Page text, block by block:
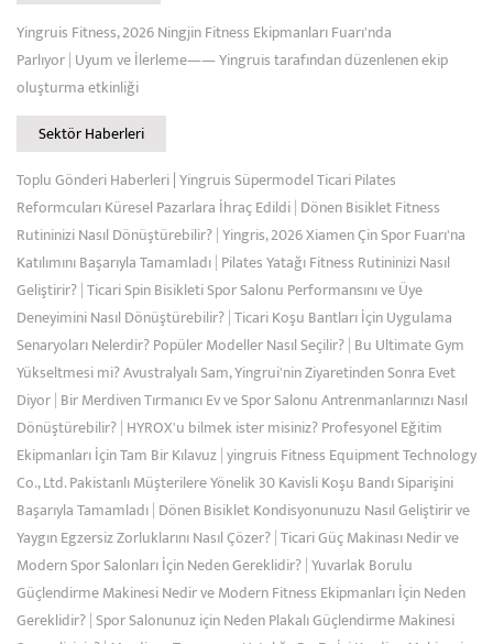
Yingruis Fitness, 2026 Ningjin Fitness Ekipmanları Fuarı'nda
Parlıyor| Uyum ve İlerleme—— Yingruis tarafından düzenlenen ekip
oluşturma etkinliği
Sektör Haberleri
Toplu Gönderi Haberleri | Yingruis Süpermodel Ticari Pilates
Reformcuları Küresel Pazarlara İhraç Edildi| Dönen Bisiklet Fitness
Rutininizi Nasıl Dönüştürebilir?|Yingris, 2026 Xiamen Çin Spor Fuarı'na
Katılımını Başarıyla Tamamladı| Pilates Yatağı Fitness Rutininizi Nasıl
Geliştirir?|Ticari Spin Bisikleti Spor Salonu Performansını ve Üye
Deneyimini Nasıl Dönüştürebilir?|Ticari Koşu Bantları İçin Uygulama
Senaryoları Nelerdir? Popüler Modeller Nasıl Seçilir?| Bu Ultimate Gym
Yükseltmesi mi? Avustralyalı Sam, Yingrui'nin Ziyaretinden Sonra Evet
Diyor| Bir Merdiven Tırmanıcı Ev ve Spor Salonu Antrenmanlarınızı Nasıl
Dönüştürebilir?| HYROX'u bilmek ister misiniz? Profesyonel Eğitim
Ekipmanları İçin Tam Bir Kılavuz|yingruis Fitness Equipment Technology
Co., Ltd. Pakistanlı Müşterilere Yönelik 30 Kavisli Koşu Bandı Siparişini
Başarıyla Tamamladı| Dönen Bisiklet Kondisyonunuzu Nasıl Geliştirir ve
Yaygın Egzersiz Zorluklarını Nasıl Çözer?|Ticari Güç Makinası Nedir ve
Modern Spor Salonları İçin Neden Gereklidir?|Yuvarlak Borulu
Güçlendirme Makinesi Nedir ve Modern Fitness Ekipmanları İçin Neden
Gereklidir?|Spor Salonunuz için Neden Plakalı Güçlendirme Makinesi